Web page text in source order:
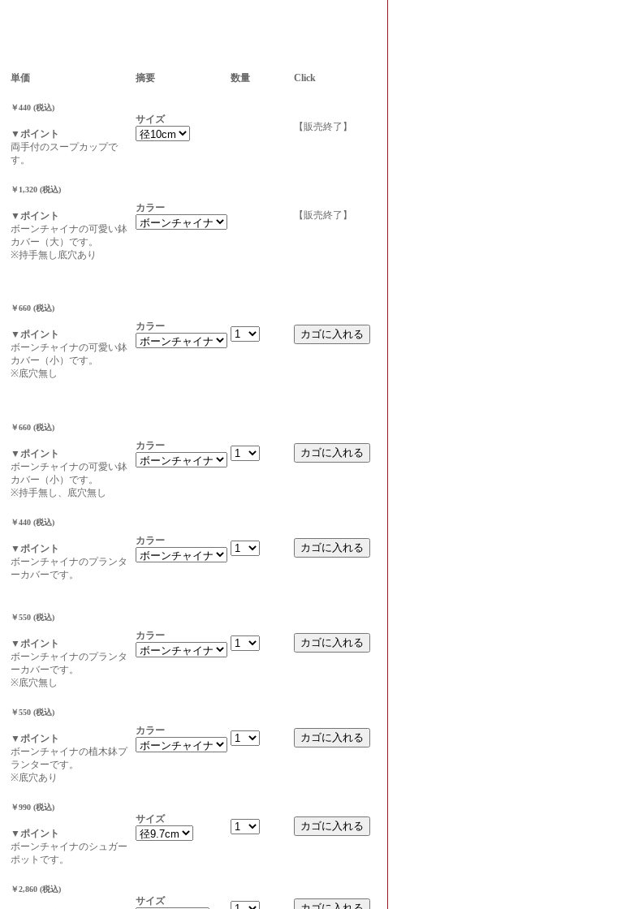
単価 摘要 数量 Click
￥440 (税込)
▼ポイント
両手付のスープカップで
す。
サイズ
【販売終了】
￥1,320 (税込)
▼ポイント
ボーンチャイナの可愛い鉢
カバー（大）です。
※持手無し底穴あり
カラー
【販売終了】
￥660 (税込)
▼ポイント
ボーンチャイナの可愛い鉢
カバー（小）です。
※底穴無し
カラー
￥660 (税込)
▼ポイント
ボーンチャイナの可愛い鉢
カバー（小）です。
※持手無し、底穴無し
カラー
￥440 (税込)
▼ポイント
ボーンチャイナのプランタ
ーカバーです。
カラー
￥550 (税込)
▼ポイント
ボーンチャイナのプランタ
ーカバーです。
※底穴無し
カラー
￥550 (税込)
▼ポイント
ボーンチャイナの植木鉢プ
ランターです。
※底穴あり
カラー
￥990 (税込)
▼ポイント
ボーンチャイナのシュガー
ポットです。
サイズ
￥2,860 (税込)
サイズ